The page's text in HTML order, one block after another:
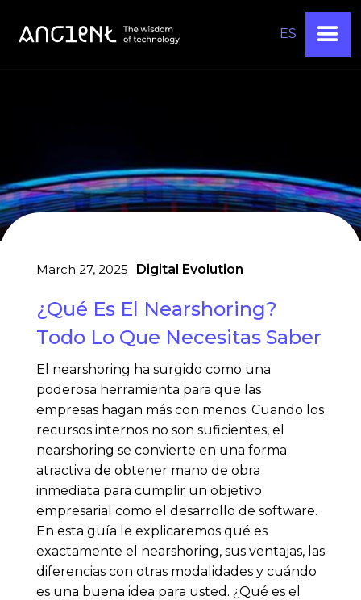
ES
March 27, 2025 Digital Evolution
¿Qué Es El Nearshoring?
Todo Lo Que Necesitas Saber
El nearshoring ha surgido como una
poderosa herramienta para que las
empresas hagan más con menos. Cuando los
recursos internos no son suficientes, el
nearshoring se convierte en una forma
atractiva de obtener mano de obra
inmediata para cumplir un objetivo
empresarial como el desarrollo de software.
En esta guía le explicaremos qué es
exactamente el nearshoring, sus ventajas, las
diferencias con otras modalidades y cuándo
es una buena idea para usted. ¿Qué es el